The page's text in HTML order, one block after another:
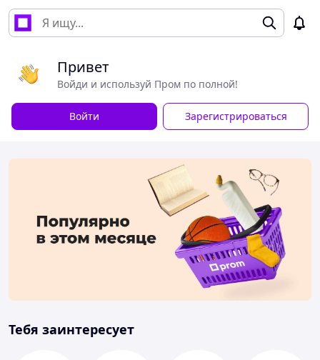
Привет
Войди и используй Пром по полной!
Войти Зарегистрироваться
Тебя заинтересует